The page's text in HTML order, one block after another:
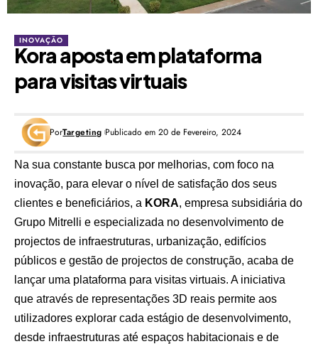
INOVAÇÃO
Kora aposta em plataforma
para visitas virtuais
PorTargeting Publicado em 20 de Fevereiro, 2024
Na sua constante busca por melhorias, com foco na
inovação, para elevar o nível de satisfação dos seus
clientes e beneficiários, a KORA, empresa subsidiária do
Grupo Mitrelli e especializada no desenvolvimento de
projectos de infraestruturas, urbanização, edifícios
públicos e gestão de projectos de construção, acaba de
lançar uma plataforma para visitas virtuais. A iniciativa
que através de representações 3D reais permite aos
utilizadores explorar cada estágio de desenvolvimento,
desde infraestruturas até espaços habitacionais e de